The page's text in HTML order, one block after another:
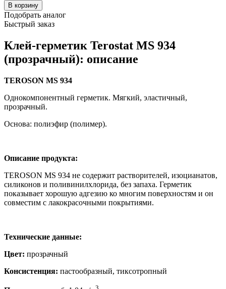
Подобрать аналог
Быстрый заказ
Клей-герметик Terostat MS 934
(прозрачный): описание
TEROSON MS 934
Однокомпонентный герметик. Мягкий, эластичный,
прозрачный.
Основа: полиэфир (полимер).
Описание продукта:
TEROSON MS 934 не содержит растворителей, изоцианатов,
силиконов и поливинилхлорида, без запаха. Герметик
показывает хорошую адгезию ко многим поверхностям и он
совместим с лакокрасочными покрытиями.
Технические данные:
Цвет: прозрачный
Консистенция: пастообразный, тиксотропный